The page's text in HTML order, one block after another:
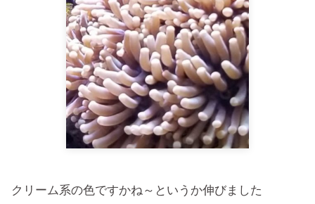
クリーム系の色ですかね～というか伸びました